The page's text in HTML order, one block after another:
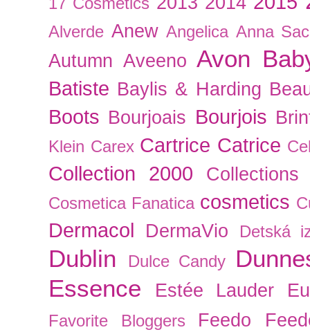
17 Cosmetics
Alverde Anew Angelica Anna
Autumn Aveeno Avon
Batiste Baylis & Harding
Boots Bourjoais Bourjois
Klein Carex Cartrice Catrice
Collection 2000 Collections
Cosmetica Fanatica cosmetics
Dermacol DermaVio Detská
Dublin Dulce Candy
Essence
Estée Lauder
Favorite Bloggers Feedo